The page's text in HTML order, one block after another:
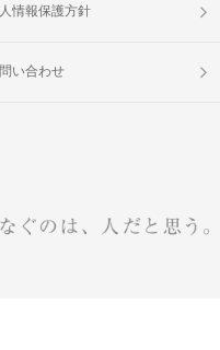
情報保護方針
い合わせ